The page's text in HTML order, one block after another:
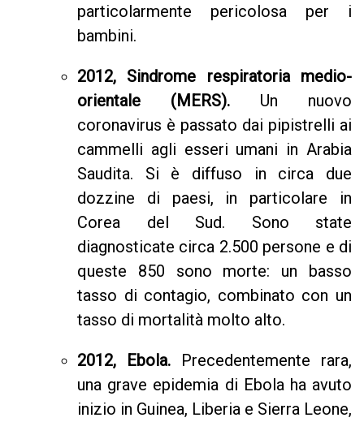
particolarmente pericolosa per i
bambini.
2012, Sindrome respiratoria medio-
orientale (MERS). Un nuovo
coronavirus è passato dai pipistrelli ai
cammelli agli esseri umani in Arabia
Saudita. Si è diffuso in circa due
dozzine di paesi, in particolare in
Corea del Sud. Sono state
diagnosticate circa 2.500 persone e di
queste 850 sono morte: un basso
tasso di contagio, combinato con un
tasso di mortalità molto alto.
2012, Ebola. Precedentemente rara,
una grave epidemia di Ebola ha avuto
inizio in Guinea, Liberia e Sierra Leone,